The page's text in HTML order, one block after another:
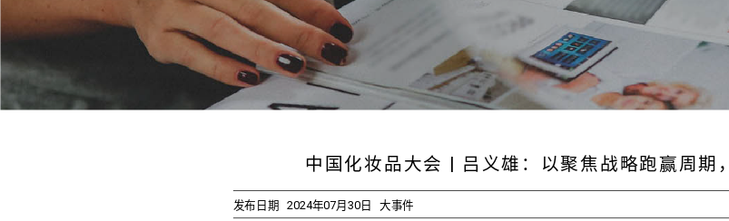
中国化妆品大会 | 吕义雄：以聚焦战略跑赢周期
发布日期 2024年07月30日 大事件